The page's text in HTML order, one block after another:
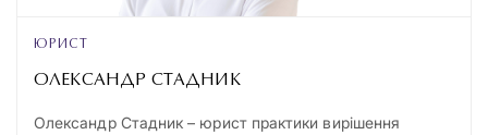
ЮРИСТ
ОЛЕКСАНДР СТАДНИК
Олександр Стадник – юрист практики вирішення